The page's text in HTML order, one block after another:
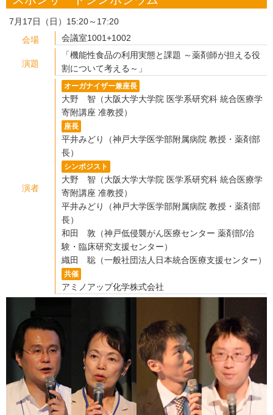
7月17日（日）15:20～17:20
会場
会議室1001+1002
演題
「機能性食品の利用実態と課題 ～薬剤師が担える役
割について考える～」
演者
オーガナイザー兼座長
大野 智（大阪大学大学院 医学系研究科 統合医療学
寄附講座 准教授）
座長
平井みどり（神戸大学医学部附属病院 教授・薬剤部
長）
シンポジスト
大野 智（大阪大学大学院 医学系研究科 統合医療学
寄附講座 准教授）
平井みどり（神戸大学医学部附属病院 教授・薬剤部
長）
和田 敦（神戸低侵襲がん医療センター 薬剤部/治
験・臨床研究支援センター）
織田 聡（一般社団法人日本統合医療支援センター）
共催
アミノアップ化学株式会社